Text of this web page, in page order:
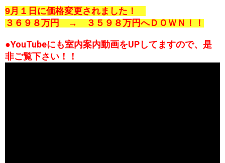
9月１日に価格変更されました！
３６９８万円　→　３５９８万円へＤＯＷＮ！！
●YouTubeにも室内案内動画をUPしてますので、是
非ご覧下さい！！